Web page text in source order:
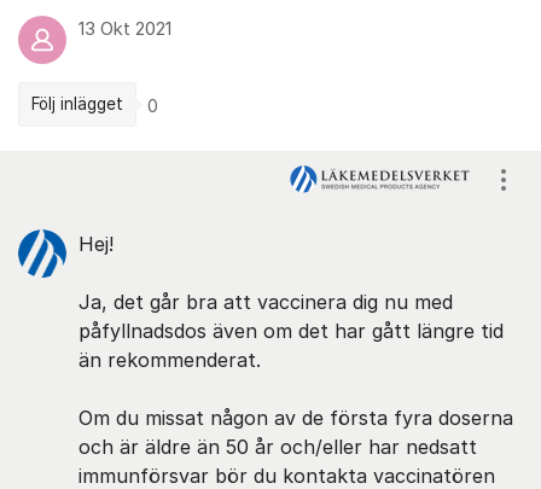
13 Okt 2021
Följ inlägget 0
Hej!
Ja, det går bra att vaccinera dig nu med
påfyllnadsdos även om det har gått längre tid
än rekommenderat.
Om du missat någon av de första fyra doserna
och är äldre än 50 år och/eller har nedsatt
immunförsvar bör du kontakta vaccinatören